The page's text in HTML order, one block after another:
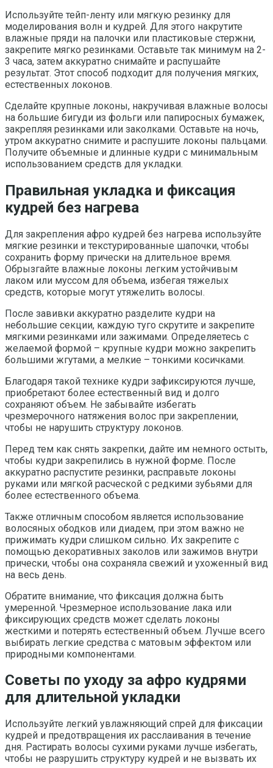
Используйте тейп-ленту или мягкую резинку для
моделирования волн и кудрей. Для этого накрутите
влажные пряди на палочки или пластиковые стержни,
закрепите мягко резинками. Оставьте так минимум на 2-
3 часа, затем аккуратно снимайте и распушайте
результат. Этот способ подходит для получения мягких,
естественных локонов.
Сделайте крупные локоны, накручивая влажные волосы
на большие бигуди из фольги или папиросных бумажек,
закрепляя резинками или заколками. Оставьте на ночь,
утром аккуратно снимите и распушите локоны пальцами.
Получите объемные и длинные кудри с минимальным
использованием средств для укладки.
Правильная укладка и фиксация
кудрей без нагрева
Для закрепления афро кудрей без нагрева используйте
мягкие резинки и текстурированные шапочки, чтобы
сохранить форму прически на длительное время.
Обрызгайте влажные локоны легким устойчивым
лаком или муссом для объема, избегая тяжелых
средств, которые могут утяжелить волосы.
После завивки аккуратно разделите кудри на
небольшие секции, каждую туго скрутите и закрепите
мягкими резинками или зажимами. Определяетесь с
желаемой формой – крупные кудри можно закрепить
большими жгутами, а мелкие – тонкими косичками.
Благодаря такой технике кудри зафиксируются лучше,
приобретают более естественный вид и долго
сохраняют объем. Не забывайте избегать
чрезмерочного натяжения волос при закреплении,
чтобы не нарушить структуру локонов.
Перед тем как снять закрепки, дайте им немного остыть,
чтобы кудри закрепились в нужной форме. После
аккуратно распустите резинки, расправьте локоны
руками или мягкой расческой с редкими зубьями для
более естественного объема.
Также отличным способом является использование
волосяных ободков или диадем, при этом важно не
прижимать кудри слишком сильно. Их закрепите с
помощью декоративных заколов или зажимов внутри
прически, чтобы она сохраняла свежий и ухоженный вид
на весь день.
Обратите внимание, что фиксация должна быть
умеренной. Чрезмерное использование лака или
фиксирующих средств может сделать локоны
жесткими и потерять естественный объем. Лучше всего
выбирать легкие средства с матовым эффектом или
природными компонентами.
Советы по уходу за афро кудрями
для длительной укладки
Используйте легкий увлажняющий спрей для фиксации
кудрей и предотвращения их расслаивания в течение
дня. Растирать волосы сухими руками лучше избегать,
чтобы не разрушить структуру кудрей и не вызвать их